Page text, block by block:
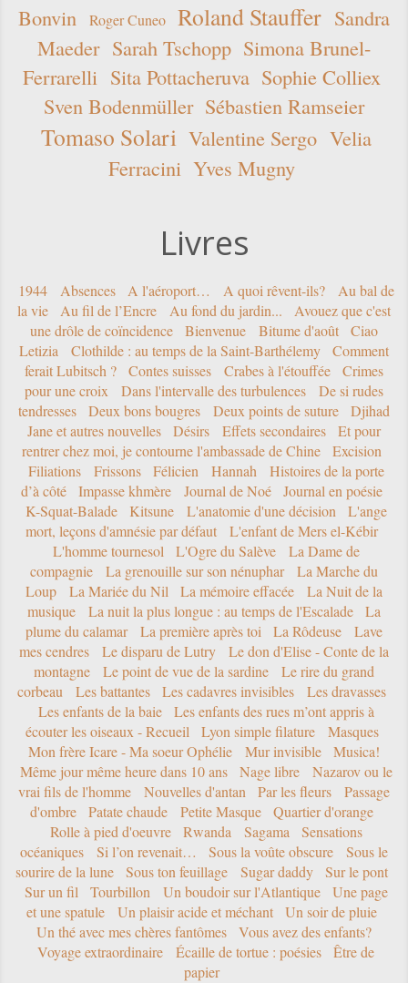
Bonvin
Roger Cuneo Roland Stauffer Sandra
Maeder Sarah Tschopp Simona Brunel-
Ferrarelli Sita Pottacheruva Sophie Colliex
Sven Bodenmüller Sébastien Ramseier
Tomaso Solari Valentine Sergo Velia
Ferracini Yves Mugny
Livres
1944 Absences A l'aéroport… A quoi rêvent-ils?
Au bal de
la vie
Au fil de l’Encre Au fond du jardin...
Avouez que c'est
une drôle de coïncidence
Bienvenue Bitume d'août
Ciao
Letizia
Clothilde : au temps de la Saint-Barthélemy
Comment
ferait Lubitsch ?
Contes suisses Crabes à l'étouffée
Crimes
pour une croix
Dans l'intervalle des turbulences
De si rudes
tendresses
Deux bons bougres Deux points de suture
Djihad
Jane et autres nouvelles
Désirs Effets secondaires
Et pour
rentrer chez moi, je contourne l'ambassade de Chine
Excision
Filiations
Frissons Félicien Hannah
Histoires de la porte
d’à côté
Impasse khmère Journal de Noé
Journal en poésie
K-Squat-Balade
Kitsune L'anatomie d'une décision
L'ange
mort, leçons d'amnésie par défaut
L'enfant de Mers el-Kébir
L'homme tournesol
L'Ogre du Salève
La Dame de
compagnie
La grenouille sur son nénuphar
La Marche du
Loup
La Mariée du Nil La mémoire effacée
La Nuit de la
musique
La nuit la plus longue : au temps de l'Escalade
La
plume du calamar
La première après toi La Rôdeuse
Lave
mes cendres
Le disparu de Lutry
Le don d'Elise - Conte de la
montagne
Le point de vue de la sardine
Le rire du grand
corbeau
Les battantes Les cadavres invisibles
Les dravasses
Les enfants de la baie
Les enfants des rues m’ont appris à
écouter les oiseaux - Recueil
Lyon simple filature
Masques
Mon frère Icare - Ma soeur Ophélie
Mur invisible
Musica!
Même jour même heure dans 10 ans
Nage libre
Nazarov ou le
vrai fils de l'homme
Nouvelles d'antan Par les fleurs
Passage
d'ombre
Patate chaude Petite Masque
Quartier d'orange
Rolle à pied d'oeuvre
Rwanda Sagama
Sensations
océaniques
Si l’on revenait… Sous la voûte obscure
Sous le
sourire de la lune
Sous ton feuillage Sugar daddy
Sur le pont
Sur un fil
Tourbillon Un boudoir sur l'Atlantique
Une page
et une spatule
Un plaisir acide et méchant
Un soir de pluie
Un thé avec mes chères fantômes
Vous avez des enfants?
Voyage extraordinaire
Écaille de tortue : poésies
Être de
papier